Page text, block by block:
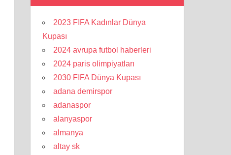
2023 FIFA Kadınlar Dünya
Kupası
2024 avrupa futbol haberleri
2024 paris olimpiyatları
2030 FIFA Dünya Kupası
adana demirspor
adanaspor
alanyaspor
almanya
altay sk